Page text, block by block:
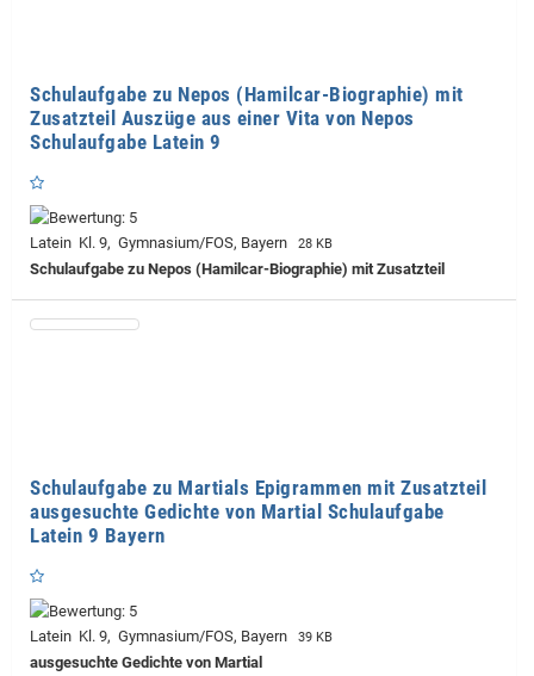
Schulaufgabe zu Nepos (Hamilcar-Biographie) mit
Zusatzteil Auszüge aus einer Vita von Nepos
Schulaufgabe Latein 9
Latein Kl. 9, Gymnasium/FOS, Bayern 28 KB
Schulaufgabe zu Nepos (Hamilcar-Biographie) mit Zusatzteil
Schulaufgabe zu Martials Epigrammen mit Zusatzteil
ausgesuchte Gedichte von Martial Schulaufgabe
Latein 9 Bayern
Latein Kl. 9, Gymnasium/FOS, Bayern 39 KB
ausgesuchte Gedichte von Martial